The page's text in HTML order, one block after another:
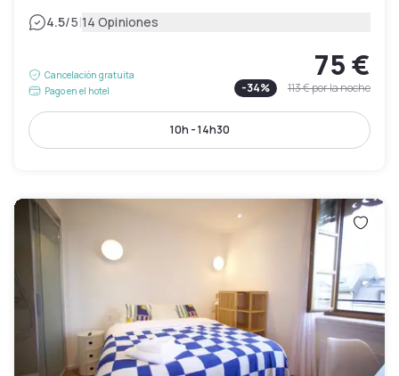
4.5/5|14 Opiniones
Cancelación gratuita
Pago en el hotel
75 €
-34% 113 €por la noche
10h - 14h30